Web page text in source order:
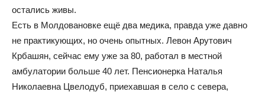
остались живы.
Есть в Молдовановке ещё два медика, правда уже давно
не практикующих, но очень опытных. Левон Арутович
Крбашян, сейчас ему уже за 80, работал в местной
амбулатории больше 40 лет. Пенсионерка Наталья
Николаевна Цвелодуб, приехавшая в село с севера,